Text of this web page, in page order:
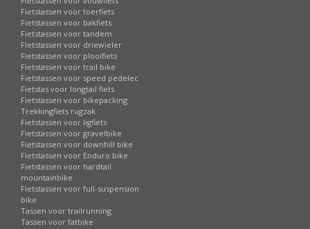
Fietstassen voor toerfiets
Fietstassen voor bakfiets
Fietstassen voor tandem
Fietstassen voor driewieler
Fietstassen voor plooifiets
Fietstassen voor trail bike
Fietstassen voor speed pedelec
Fietstas voor longtail fiets
Fietstassen voor bikepacking
Trekkingfiets rugzak
Fietstassen voor ligfiets
Fietstassen voor gravelbike
Fietstassen voor downhill bike
Fietstassen voor Enduro bike
Fietstassen voor hardtail
mountainbike
Fietstassen voor full-suspension
bike
Tassen voor trailrunning
Tassen voor fatbike